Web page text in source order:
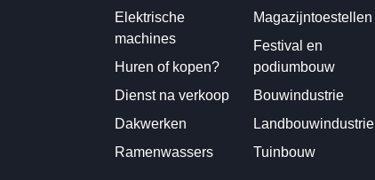
Elektrische
machines
Huren of kopen?
Dienst na verkoop
Dakwerken
Ramenwassers
Magazijntoestellen
Festival en
podiumbouw
Bouwindustrie
Landbouwindustrie
Tuinbouw